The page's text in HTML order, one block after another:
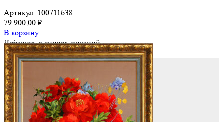
Артикул: 100711б38
79 900,00 ₽
В корзину
Добавить в список желаний
Добавить в список желаний